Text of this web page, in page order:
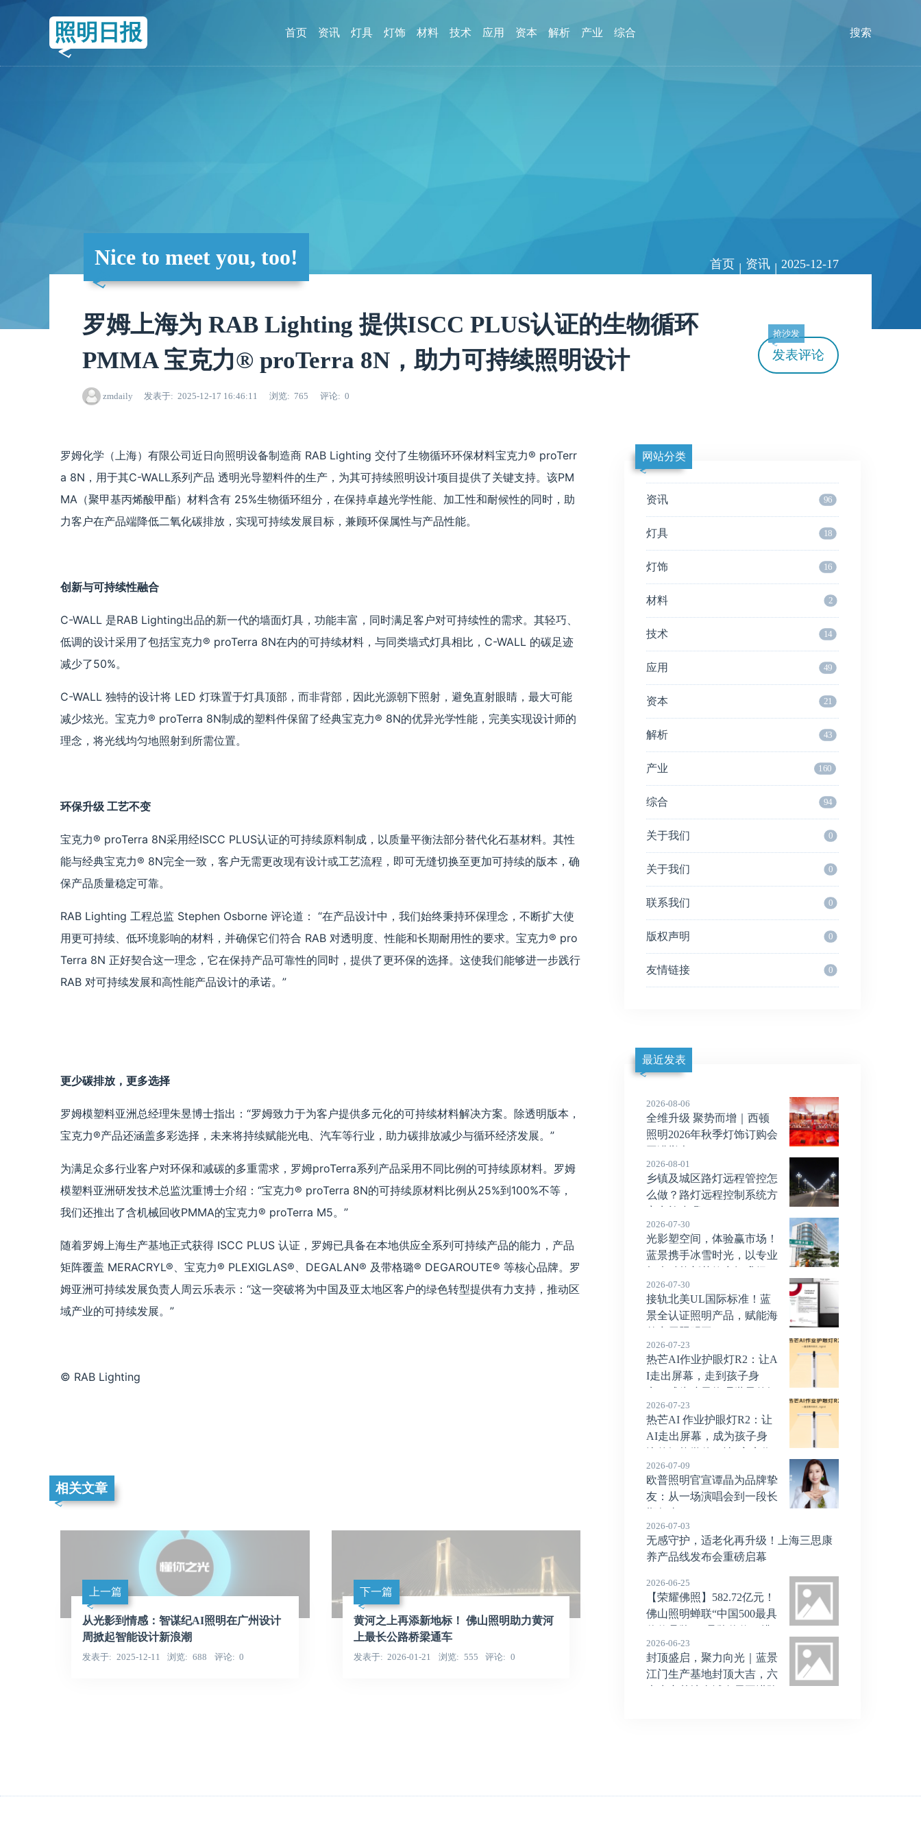
照明日报 首页 资讯 灯具 灯饰 材料 技术 应用 资本 解析 产业 综合 搜索
Nice to meet you, too! 首页 | 资讯 | 2025-12-17
罗姆上海为 RAB Lighting 提供ISCC PLUS认证的生物循环
PMMA 宝克力® proTerra 8N，助力可持续照明设计
zmdaily 发表于 2025-12-17 16:46:11 浏览 765 评论 0
抢沙发
发表评论
罗姆化学（上海）有限公司近日向照明设备制造商 RAB Lighting 交付了生物循环环保材料宝克力® proTerr
a 8N，用于其C-WALL系列产品 透明光导塑料件的生产，为其可持续照明设计项目提供了关键支持。该PM
MA（聚甲基丙烯酸甲酯）材料含有 25%生物循环组分，在保持卓越光学性能、加工性和耐候性的同时，助
力客户在产品端降低二氧化碳排放，实现可持续发展目标，兼顾环保属性与产品性能。
创新与可持续性融合
C-WALL 是RAB Lighting出品的新一代的墙面灯具，功能丰富，同时满足客户对可持续性的需求。其轻巧、
低调的设计采用了包括宝克力® proTerra 8N在内的可持续材料，与同类墙式灯具相比，C-WALL 的碳足迹
减少了50%。
C-WALL 独特的设计将 LED 灯珠置于灯具顶部，而非背部，因此光源朝下照射，避免直射眼睛，最大可能
减少炫光。宝克力® proTerra 8N制成的塑料件保留了经典宝克力® 8N的优异光学性能，完美实现设计师的
理念，将光线均匀地照射到所需位置。
环保升级 工艺不变
宝克力® proTerra 8N采用经ISCC PLUS认证的可持续原料制成，以质量平衡法部分替代化石基材料。其性
能与经典宝克力® 8N完全一致，客户无需更改现有设计或工艺流程，即可无缝切换至更加可持续的版本，确
保产品质量稳定可靠。
RAB Lighting 工程总监 Stephen Osborne 评论道： “在产品设计中，我们始终秉持环保理念，不断扩大使
用更可持续、低环境影响的材料，并确保它们符合 RAB 对透明度、性能和长期耐用性的要求。宝克力® pro
Terra 8N 正好契合这一理念，它在保持产品可靠性的同时，提供了更环保的选择。这使我们能够进一步践行
RAB 对可持续发展和高性能产品设计的承诺。”
更少碳排放，更多选择
罗姆模塑料亚洲总经理朱昱博士指出：“罗姆致力于为客户提供多元化的可持续材料解决方案。除透明版本，
宝克力®产品还涵盖多彩选择，未来将持续赋能光电、汽车等行业，助力碳排放减少与循环经济发展。”
为满足众多行业客户对环保和减碳的多重需求，罗姆proTerra系列产品采用不同比例的可持续原材料。罗姆
模塑料亚洲研发技术总监沈重博士介绍：“宝克力® proTerra 8N的可持续原材料比例从25%到100%不等，
我们还推出了含机械回收PMMA的宝克力® proTerra M5。”
随着罗姆上海生产基地正式获得 ISCC PLUS 认证，罗姆已具备在本地供应全系列可持续产品的能力，产品
矩阵覆盖 MERACRYL®、宝克力® PLEXIGLAS®、DEGALAN® 及带格璐® DEGAROUTE® 等核心品牌。罗
姆亚洲可持续发展负责人周云乐表示：“这一突破将为中国及亚太地区客户的绿色转型提供有力支持，推动区
域产业的可持续发展。”
© RAB Lighting
相关文章
上一篇
从光影到情感：智谋纪AI照明在广州设计
周掀起智能设计新浪潮
发表于 2025-12-11 浏览 688 评论 0
下一篇
黄河之上再添新地标！ 佛山照明助力黄河
上最长公路桥梁通车
发表于 2026-01-21 浏览 555 评论 0
网站分类
资讯 96
灯具 18
灯饰 16
材料 2
技术 14
应用 49
资本 21
解析 43
产业 160
综合 94
关于我们 0
关于我们 0
联系我们 0
版权声明 0
友情链接 0
最近发表
2026-08-06
全维升级 聚势而增｜西顿
照明2026年秋季灯饰订购会
2026-08-01
乡镇及城区路灯远程管控怎
么做？路灯远程控制系统方
2026-07-30
光影塑空间，体验赢市场！
蓝景携手冰雪时光，以专业
2026-07-30
接轨北美UL国际标准！蓝
景全认证照明产品，赋能海
2026-07-23
热芒AI作业护眼灯R2：让A
I走出屏幕，走到孩子身
能学伴！
2026-07-23
热芒AI 作业护眼灯R2：让
AI走出屏幕，成为孩子身
业”变简单，让亲子关系不被一道题难
住！
2026-07-09
欧普照明官宣谭晶为品牌挚
友：从一场演唱会到一段长
2026-07-03
无感守护，适老化再升级！上海三思康
养产品线发布会重磅启幕
2026-06-25
【荣耀佛照】582.72亿元！
佛山照明蝉联“中国500最具
名双增长
2026-06-23
封顶盛启，聚力向光｜蓝景
江门生产基地封顶大吉，六